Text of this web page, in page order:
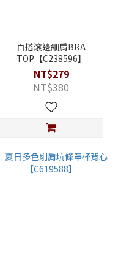
百搭滾邊細肩BRA
TOP【C238596】
NT$279
NT$380